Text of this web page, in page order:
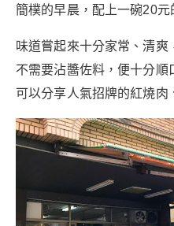
簡樸的早晨，配上一碗20
味道嘗起來十分家常、清爽
不需要沾醬佐料，便十分
可以分享人氣招牌的紅燒肉